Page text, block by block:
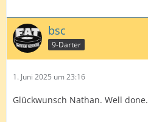
bsc
9-Darter
1. Juni 2025 um 23:16
Glückwunsch Nathan. Well done.